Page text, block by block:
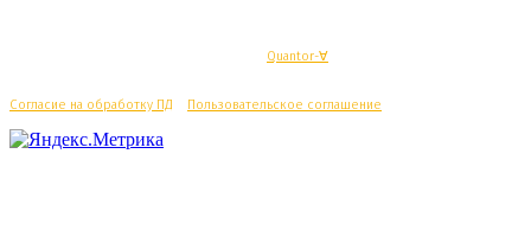
Quantor-∀
Согласие на обработку ПД Пользовательское соглашение